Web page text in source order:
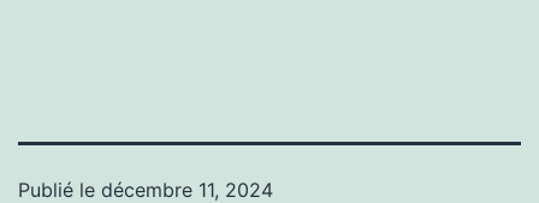
Publié le décembre 11, 2024